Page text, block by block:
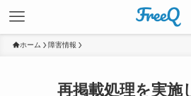
ホーム 障害情報
再掲載処理を実施